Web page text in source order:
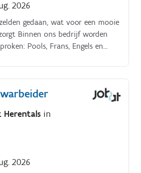
2026
gedaan, wat voor een mooie
Binnen ons bedrijf worden
Pools, Frans, Engels en
deze vacature je aan?.
Herentals in
2026